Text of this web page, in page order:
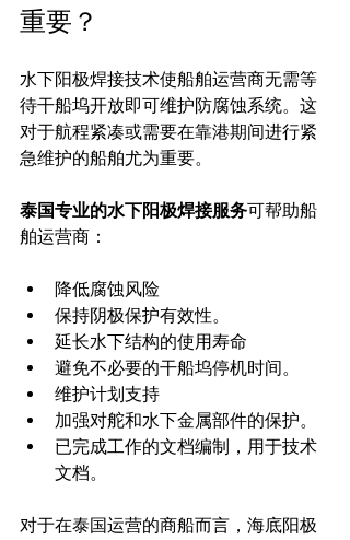
重要？
水下阳极焊接技术使船舶运营商无需等
待干船坞开放即可维护防腐蚀系统。这
对于航程紧凑或需要在靠港期间进行紧
急维护的船舶尤为重要。
泰国专业的水下阳极焊接服务可帮助船
舶运营商：
降低腐蚀风险
保持阴极保护有效性。
延长水下结构的使用寿命
避免不必要的干船坞停机时间。
维护计划支持
加强对舵和水下金属部件的保护。
已完成工作的文档编制，用于技术
文档。
对于在泰国运营的商船而言，海底阳极